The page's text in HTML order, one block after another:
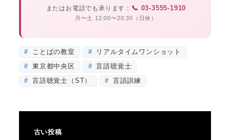
またはお電話でも承ります： 📞 03-3555-1910
月〜土 12:00〜20:30（日休）
ことばの教室
リアルタイムワンショット
東京都中央区
言語聴覚士
言語聴覚士（ST）
言語訓練
古い投稿